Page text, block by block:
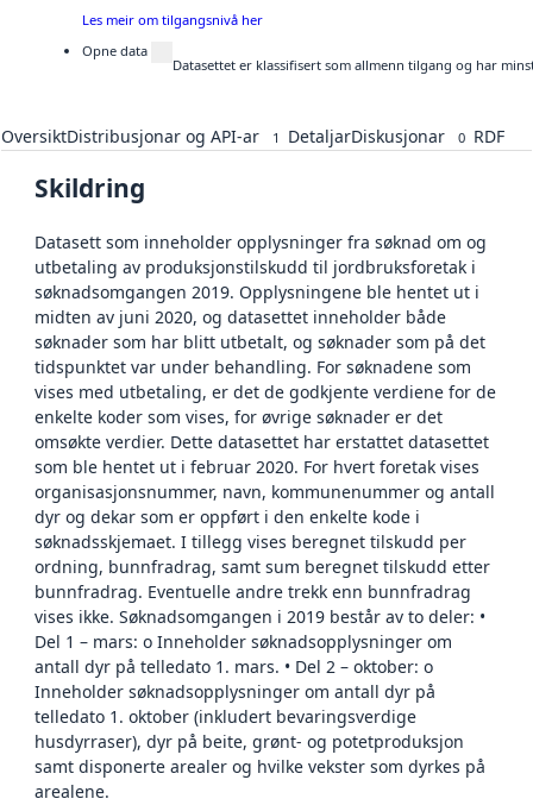
Les meir om tilgangsnivå her
Opne data
Datasettet er klassifisert som allmenn tilgang og har
OversiktDistribusjonar og API-ar 1 DetaljarDiskusjonar 0 RDF
Skildring
Datasett som inneholder opplysninger fra søknad om og
utbetaling av produksjonstilskudd til jordbruksforetak i
søknadsomgangen 2019. Opplysningene ble hentet ut i
midten av juni 2020, og datasettet inneholder både
søknader som har blitt utbetalt, og søknader som på det
tidspunktet var under behandling. For søknadene som
vises med utbetaling, er det de godkjente verdiene for de
enkelte koder som vises, for øvrige søknader er det
omsøkte verdier. Dette datasettet har erstattet datasettet
som ble hentet ut i februar 2020. For hvert foretak vises
organisasjonsnummer, navn, kommunenummer og antall
dyr og dekar som er oppført i den enkelte kode i
søknadsskjemaet. I tillegg vises beregnet tilskudd per
ordning, bunnfradrag, samt sum beregnet tilskudd etter
bunnfradrag. Eventuelle andre trekk enn bunnfradrag
vises ikke. Søknadsomgangen i 2019 består av to deler: •
Del 1 – mars: o Inneholder søknadsopplysninger om
antall dyr på telledato 1. mars. • Del 2 – oktober: o
Inneholder søknadsopplysninger om antall dyr på
telledato 1. oktober (inkludert bevaringsverdige
husdyrraser), dyr på beite, grønt- og potetproduksjon
samt disponerte arealer og hvilke vekster som dyrkes på
arealene.